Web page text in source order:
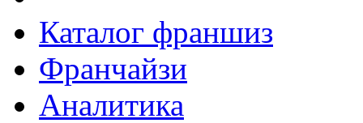
Каталог франшиз
Франчайзи
Аналитика